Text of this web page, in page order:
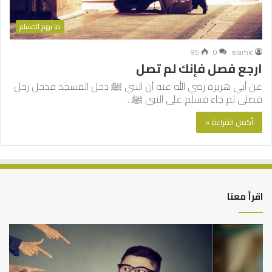
ما يهم المسلم
islamic
0
95
ارجع فصل فإنك لم تصل
عن أبي هريرة رضي الله عنه أن النبي ﷺ دخل المسجد فدخل رجل
فصلى ثم جاء فسلم على النبي ﷺ…
أكمل القراءة »
اقرأ معنا
من
أدبيات
تحمل
المسؤلية